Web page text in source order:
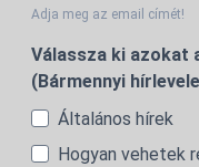
Adja meg az email címét!
Válassza ki azokat
(Bármennyi
Általános hírek
Hogyan vehetek